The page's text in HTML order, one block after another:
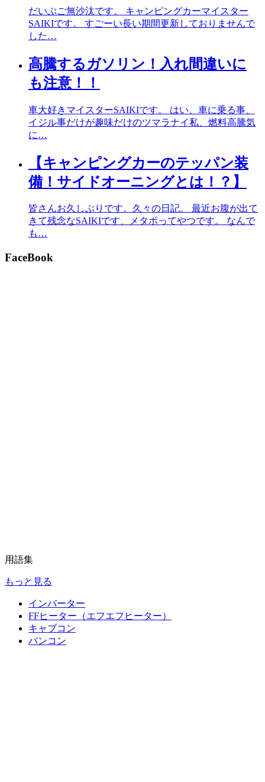
だいぶご無沙汰です。 キャンピングカーマイスター
SAIKIです。 すごーい長い期間更新しておりませんで
した…
高騰するガソリン！入れ間違いに
も注意！！
車大好きマイスターSAIKIです。 はい、車に乗る事、
イジル事だけが趣味だけのツマラナイ私、燃料高騰気
に…
【キャンピングカーのテッパン装
備！サイドオーニングとは！？】
皆さんお久しぶりです。久々の日記。 最近お腹が出て
きて残念なSAIKIです、メタボってやつです。 なんで
も…
FaceBook
用語集
もっと見る
インバーター
FFヒーター（エフエフヒーター）
キャブコン
バンコン